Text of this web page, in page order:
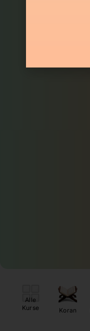
Alle
Kurse
Koran